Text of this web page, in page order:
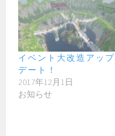
イベント大改造アップ
デート！
2017年12月1日
お知らせ